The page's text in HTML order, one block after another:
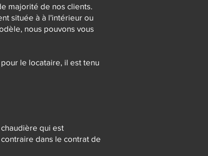
majorité de nos clients.
située à à l'intérieur ou
nous pouvons vous
le locataire, il est tenu
qui est
dans le contrat de